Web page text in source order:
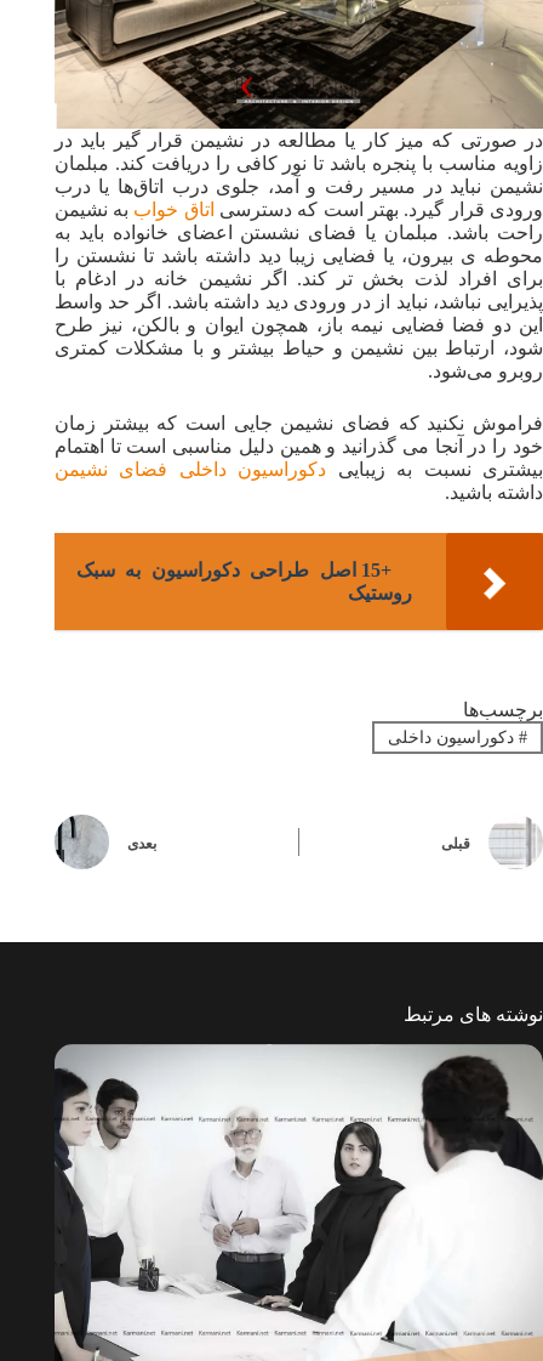
در صورتی که میز کار یا مطالعه در نشیمن قرار گیر باید در
زاویه مناسب با پنجره باشد تا نور کافی را دریافت کند. مبلمان
نشیمن نباید در مسیر رفت و آمد، جلوی درب اتاق‌ها یا درب
ورودی قرار گیرد. بهتر است که دسترسی اتاق خواب به نشیمن
راحت باشد. مبلمان یا فضای نشستن اعضای خانواده باید به
محوطه ی بیرون، یا فضایی زیبا دید داشته باشد تا نشستن را
برای افراد لذت بخش تر کند. اگر نشیمن خانه در ادغام با
پذیرایی نباشد، نباید از در ورودی دید داشته باشد. اگر حد واسط
این دو فضا فضایی نیمه باز، همچون ایوان و بالکن، نیز طرح
شود، ارتباط بین نشیمن و حیاط بیشتر و با مشکلات کمتری
روبرو می‌شود.
فراموش نکنید که فضای نشیمن جایی است که بیشتر زمان
خود را در آنجا می گذرانید و همین دلیل مناسبی است تا اهتمام
بیشتری نسبت به زیبایی دکوراسیون داخلی فضای نشیمن
داشته باشید.
+15 اصل طراحی دکوراسیون به سبک
روستیک
برچسب‌ها
#دکوراسیون داخلی
قبلی بعدی
نوشته های مرتبط